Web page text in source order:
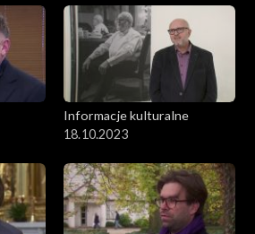
Informacje kulturalne
18.10.2023